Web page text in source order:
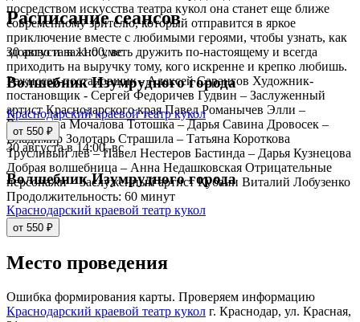
посредством искусства театра кукол она станет еще ближе
современному зрителю, который отправится в яркое
приключение вместе с любимыми героями, чтобы узнать, как
здорово и важно уметь дружить по-настоящему и всегда
приходить на выручку тому, кого искренне и крепко любишь.
Режиссер-постановщик - Алексей Сарангов Художник-
постановщик - Сергей Федоричев Гудвин – Заслуженный
артист Краснодарского края Павел Романычев Элли –
Валентина Мочалова Тотошка – Дарья Савина Дровосек –
Владимир Золотарь Страшила – Татьяна Короткова
Трусливый лев – Павел Нестеров Бастинда – Дарья Кузнецова
Добрая волшебница – Анна Недашковская Отрицательные
персонажи – Заслуженный артист Кубани Виталий Лобузенко
Продолжительность: 60 минут
Расписание сеансов
30 августа в 11:00, вс
Волшебник Изумрудного города
Краснодарский краевой театр кукол
от 550 ₽
30 августа в 14:00, вс
Волшебник Изумрудного города
Краснодарский краевой театр кукол
от 550 ₽
Место проведения
Ошибка формирования карты. Проверяем информацию
Краснодарский краевой театр кукол г. Краснодар, ул. Красная,